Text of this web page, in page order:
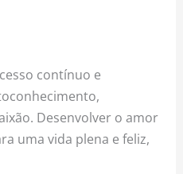
contínuo e
Desenvolver o amor
uma vida plena e feliz,